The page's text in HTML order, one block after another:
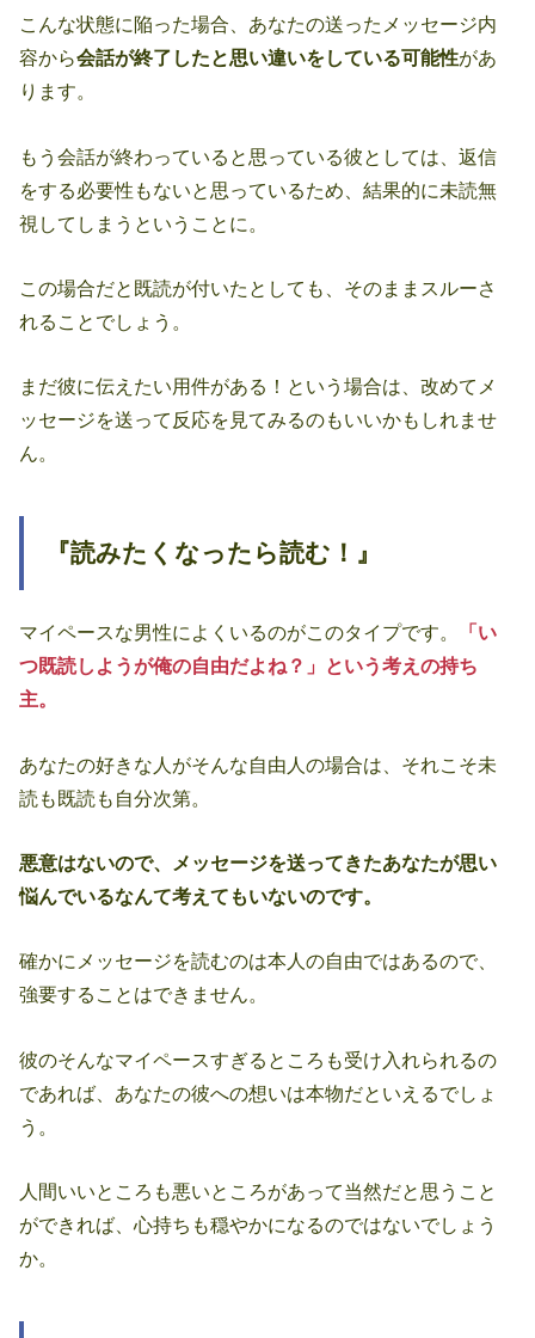
こんな状態に陥った場合、あなたの送ったメッセージ内
容から会話が終了したと思い違いをしている可能性があ
ります。
もう会話が終わっていると思っている彼としては、返信
をする必要性もないと思っているため、結果的に未読無
視してしまうということに。
この場合だと既読が付いたとしても、そのままスルーさ
れることでしょう。
まだ彼に伝えたい用件がある！という場合は、改めてメ
ッセージを送って反応を見てみるのもいいかもしれませ
ん。
『読みたくなったら読む！』
マイペースな男性によくいるのがこのタイプです。
「い
つ既読しようが俺の自由だよね？」という考えの持ち
主。
あなたの好きな人がそんな自由人の場合は、それこそ未
読も既読も自分次第。
悪意はないので、メッセージを送ってきたあなたが思い
悩んでいるなんて考えてもいないのです。
確かにメッセージを読むのは本人の自由ではあるので、
強要することはできません。
彼のそんなマイペースすぎるところも受け入れられるの
であれば、あなたの彼への想いは本物だといえるでしょ
う。
人間いいところも悪いところがあって当然だと思うこと
ができれば、心持ちも穏やかになるのではないでしょう
か。